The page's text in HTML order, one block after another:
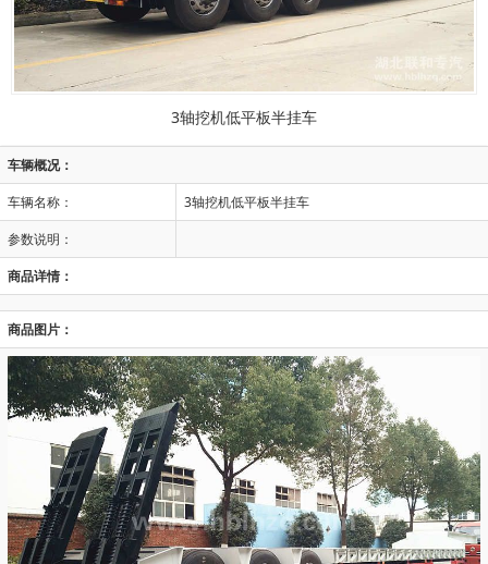
3轴挖机低平板半挂车
车辆概况：
车辆名称：
3轴挖机低平板半挂车
参数说明：
商品详情：
商品图片：